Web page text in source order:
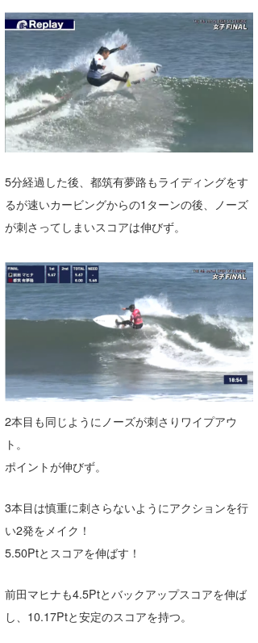
5分経過した後、都筑有夢路もライディングをす
るが速いカービングからの1ターンの後、ノーズ
が刺さってしまいスコアは伸びず。
2本目も同じようにノーズが刺さりワイプアウ
ト。
ポイントが伸びず。
3本目は慎重に刺さらないようにアクションを行
い2発をメイク！
5.50Ptとスコアを伸ばす！
前田マヒナも4.5Ptとバックアップスコアを伸ば
し、10.17Ptと安定のスコアを持つ。
まっきー
三輪予報士
小川予報士
上田純子
上條将美
唐澤予報士
SancheZ
米山予報士
wanda
予報士 hiro.
banpaku
Mr.K
Romisea